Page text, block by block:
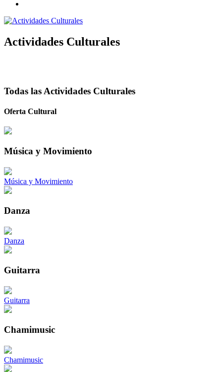
Actividades Culturales
Todas las Actividades Culturales
Oferta Cultural
Música y Movimiento
Música y Movimiento
Danza
Danza
Guitarra
Guitarra
Chamimusic
Chamimusic